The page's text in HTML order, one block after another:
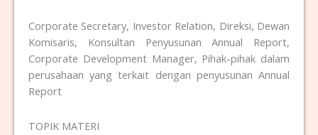
Corporate Secretary, Investor Relation, Direksi, Dewan
Komisaris, Konsultan Penyusunan Annual Report,
Corporate Development Manager, Pihak-pihak dalam
perusahaan yang terkait dengan penyusunan Annual
Report
TOPIK MATERI